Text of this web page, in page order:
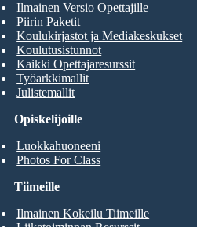
Opiskelijoille
Luokkahuoneeni
Photos For Class
Ilmainen Versio Opettajille
Piirin Paketit
Koulukirjastot ja Mediakeskukset
Koulutusistunnot
Kaikki Opettajaresurssit
Työarkkimallit
Julistemallit
Tiimeille
Ilmainen Kokeilu Tiimeille